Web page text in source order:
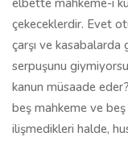
elbette mahkeme-i
çekeceklerdir. Evet
çarşı ve kasabalarda
serpuşunu
kanun müsaade
beş mahkeme ve beş
ilişmedikleri halde,